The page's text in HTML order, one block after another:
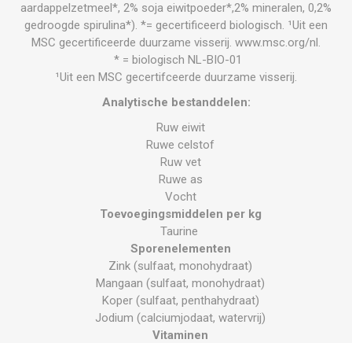
aardappelzetmeel*, 2% soja eiwitpoeder*,2% mineralen, 0,2%
gedroogde spirulina*). *= gecertificeerd biologisch. ¹Uit een
MSC gecertificeerde duurzame visserij. www.msc.org/nl.
* = biologisch NL-BIO-01
¹Uit een MSC gecertifceerde duurzame visserij.
Analytische bestanddelen:
Ruw eiwit
Ruwe celstof
Ruw vet
Ruwe as
Vocht
Toevoegingsmiddelen per kg
Taurine
Sporenelementen
Zink (sulfaat, monohydraat)
Mangaan (sulfaat, monohydraat)
Koper (sulfaat, penthahydraat)
Jodium (calciumjodaat, watervrij)
Vitaminen